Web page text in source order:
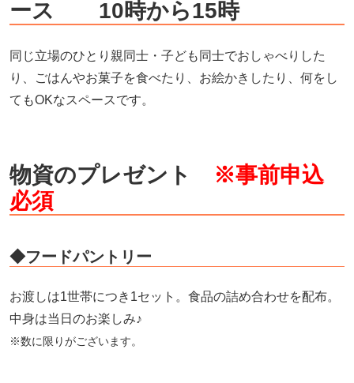
ース 10時から15時
同じ立場のひとり親同士・子ども同士でおしゃべりした
り、ごはんやお菓子を食べたり、お絵かきしたり、何をし
てもOKなスペースです。
物資のプレゼント
※事前申込
必須
◆フードパントリー
お渡しは1世帯につき1セット。食品の詰め合わせを配布。
中身は当日のお楽しみ♪
※数に限りがございます。